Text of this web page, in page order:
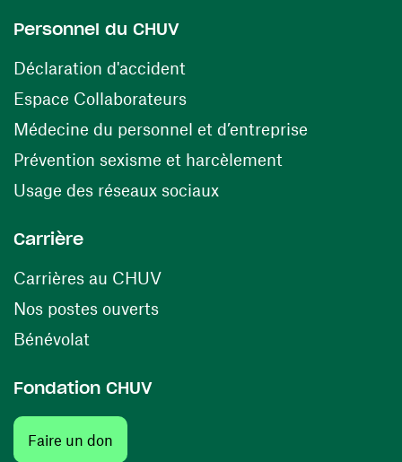
Personnel du CHUV
Déclaration d'accident
Espace Collaborateurs(opens in a new window)
Médecine du personnel et d’entreprise
Prévention sexisme et harcèlement
Usage des réseaux sociaux(opens in a new
Carrière
Carrières au CHUV(opens in a new window)
Nos postes ouverts(opens in a new window)
Bénévolat
Fondation CHUV
Faire un don